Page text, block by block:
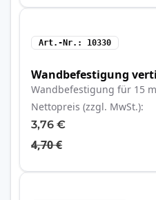
Art.-Nr. 10330
Wandbefestigung
Wandbefestigung für 15
Nettopreis (zzgl. MwSt.)
3,76 €
4,70 €